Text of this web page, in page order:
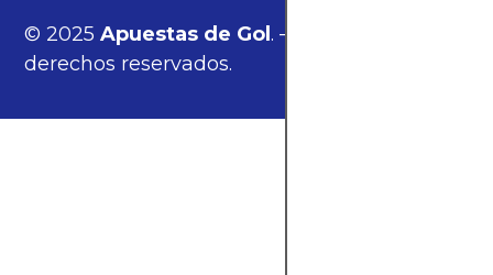
© 2025Apuestas de Gol. — Todos los
derechos reservados.